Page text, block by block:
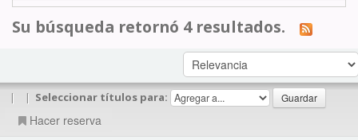
Su búsqueda retornó 4 resultados.
| | Seleccionar títulos para:
Hacer reserva